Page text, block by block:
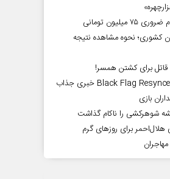
استعلام وام ضروری ۷۵ میلیون تومانی
کشوری؛ نحوه مشاهده نتیجه
قاتل برای کشتن همسر!
بازگشت Black Flag Resynced خبری جذاب
بازی
شوهرکشی را ناکام گذاشت
برای روز‌های گرم